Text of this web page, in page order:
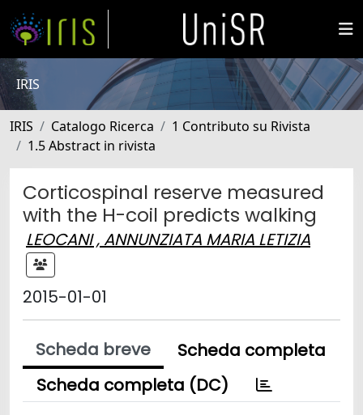
IRIS
IRIS Catalogo Ricerca
1 Contributo su Rivista
1.5 Abstract in rivista
Corticospinal reserve measured
with the H-coil predicts walking
LEOCANI , ANNUNZIATA MARIA LETIZIA
2015-01-01
Scheda breve
Scheda completa
Scheda completa (DC)